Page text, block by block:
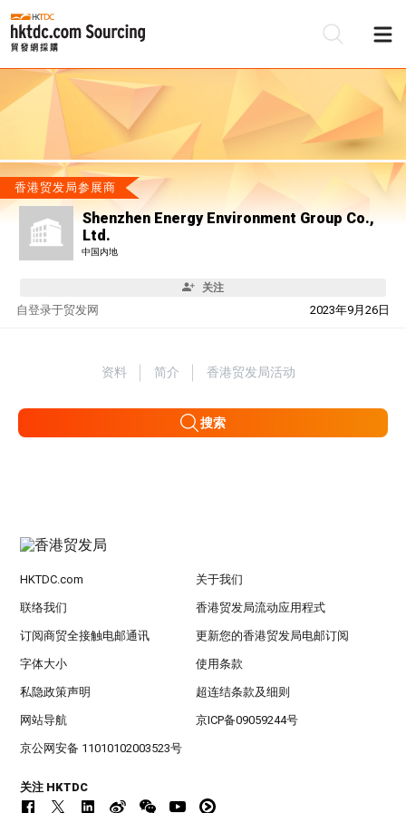
香港贸发局参展商
Shenzhen Energy Environment Group Co.,
Ltd.
中国内地
关注
自 2023年9月26日
登录于贸发网
资料 简介 香港贸发局活动
搜索
HKTDC.com 关于我们
联络我们 香港贸发局流动应用程式
订阅商贸全接触电邮通讯 更新您的香港贸发局电邮订阅
字体大小 使用条款
私隐政策声明 超连结条款及细则
网站导航 京ICP备09059244号
京公网安备 11010102003523号
关注 HKTDC